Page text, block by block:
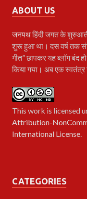
ABOUT US
जनपथहिंदी जगत के
शुरू हुआ था। दस वर्ष तक
गीत” छापकर यह ब्लॉग बंद
किया गया। अब एक
This work is licensed
Attribution-
International License.
CATEGORIES